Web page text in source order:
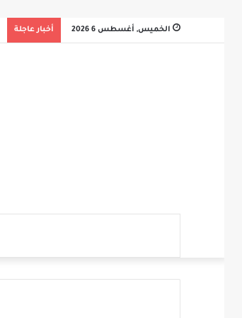
الخميس, أغسطس 6 2026 أخبار عاجلة